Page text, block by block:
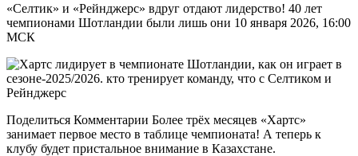
«Селтик» и «Рейнджерс» вдруг отдают лидерство! 40 лет
чемпионами Шотландии были лишь они 10 января 2026, 16:00
МСК
Поделиться Комментарии Более трёх месяцев «Хартс»
занимает первое место в таблице чемпионата! А теперь к
клубу будет пристальное внимание в Казахстане.